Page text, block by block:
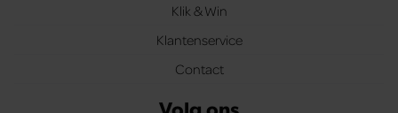
Klik & Win
Klantenservice
Contact